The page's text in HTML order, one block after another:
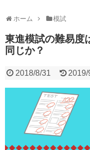
ホーム 模試
東進模試の難易度
同じか？
2018/8/31 2019/